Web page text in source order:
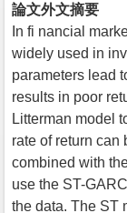
論文外文摘要
In fi nancial
widely used in
parameters lead
results in poor
Litterman model
rate of return can
combined with
use the ST-
the data. The ST